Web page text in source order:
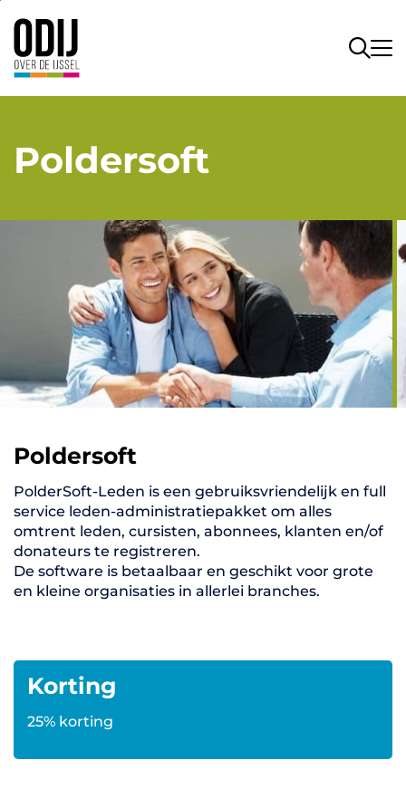
Poldersoft
Poldersoft
PolderSoft-Leden is een gebruiksvriendelijk en full
service leden-administratiepakket om alles
omtrent leden, cursisten, abonnees, klanten en/of
donateurs te registreren.
De software is betaalbaar en geschikt voor grote
en kleine organisaties in allerlei branches.
Korting
25% korting